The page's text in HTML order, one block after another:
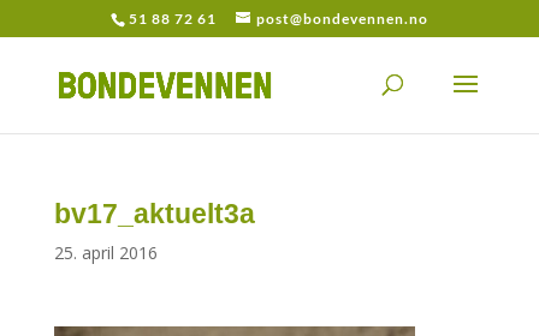
51 88 72 61 post@bondevennen.no
bv17_aktuelt3a
25. april 2016